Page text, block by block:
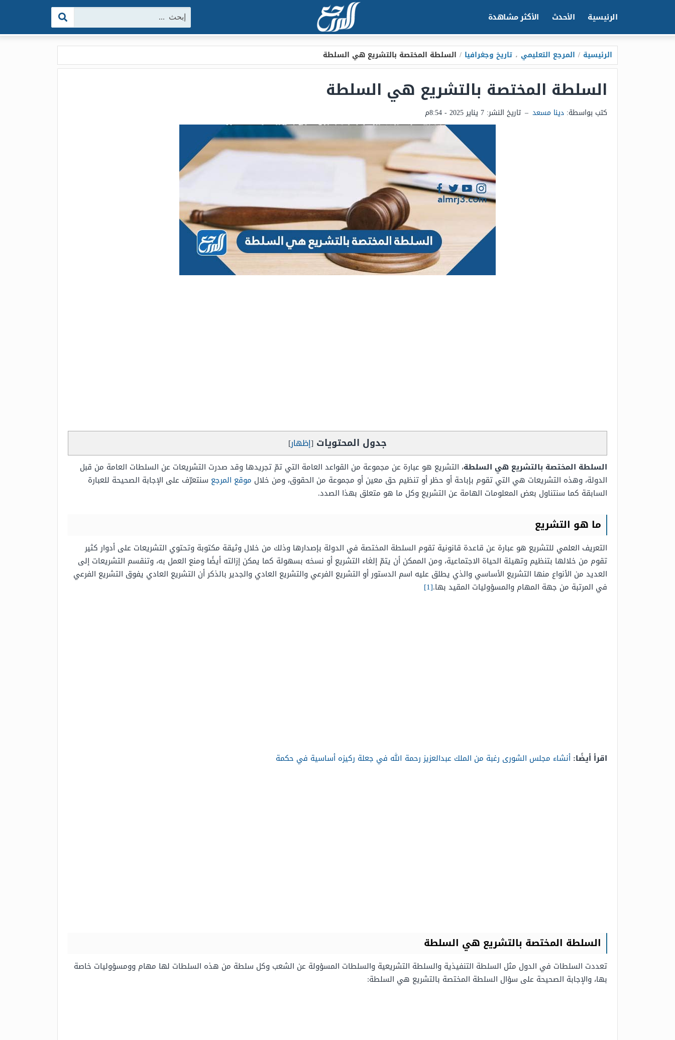
الرئيسية الأحدث الأكثر مشاهدة البحث:
الرئيسية / المرجع التعليمي ، تاريخ وجغرافيا / السلطة المختصة بالتشريع هي السلطة
السلطة المختصة بالتشريع هي السلطة
كتب بواسطة: دينا مسعد – تاريخ النشر: 7 يناير 2025 - 8:54م
جدول المحتويات [إظهار]
السلطة المختصة بالتشريع هي السلطة، التشريع هو عبارة عن مجموعة من القواعد العامة التي تمّ تجريدها وقد صدرت التشريعات عن السلطات العامة من قبل
الدولة، وهذه التشريعات هي التي تقوم بإباحة أو حظر أو تنظيم حق معين أو مجموعة من الحقوق، ومن خلال موقع المرجع سنتعرّف على الإجابة الصحيحة للعبارة
السابقة كما سنتناول بعض المعلومات الهامة عن التشريع وكل ما هو متعلق بهذا الصدد.
ما هو التشريع
التعريف العلمي للتشريع هو عبارة عن قاعدة قانونية تقوم السلطة المختصة في الدولة بإصدارها وذلك من خلال وثيقة مكتوبة وتحتوي التشريعات على أدوار كثير
تقوم من خلالها بتنظيم وتهيئة الحياة الاجتماعية، ومن الممكن أن يتمّ إلغاء التشريع أو نسخه بسهولة كما يمكن إزالته أيضًا ومنع العمل به، وتنقسم التشريعات إلى
العديد من الأنواع منها التشريع الأساسي والذي يطلق عليه اسم الدستور أو التشريع الفرعي والتشريع العادي والجدير بالذكر أن التشريع العادي يفوق التشريع الفرعي
في المرتبة من جهة المهام والمسؤوليات المقيد بها.[1]
اقرأ أيضًا: أنشاء مجلس الشورى رغبة من الملك عبدالعزيز رحمة الله في جعلة ركيزه أساسية في حكمة
السلطة المختصة بالتشريع هي السلطة
تعددت السلطات في الدول مثل السلطة التنفيذية والسلطة التشريعية والسلطات المسؤولة عن الشعب وكل سلطة من هذه السلطات لها مهام وومسؤوليات خاصة
بها، والإجابة الصحيحة على سؤال السلطة المختصة بالتشريع هي السلطة: